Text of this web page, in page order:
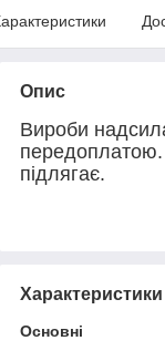
Опис
Вироби
підлягає.
Характеристики
Основні